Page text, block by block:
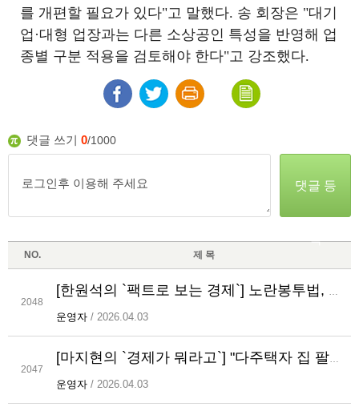
를 개편할 필요가 있다"고 말했다. 송 회장은 "대기
업·대형 업장과는 다른 소상공인 특성을 반영해 업
종별 구분 적용을 검토해야 한다"고 강조했다.
댓글 쓰기 0/1000
댓글 등
록
NO. 제 목
2048
[한원석의 `팩트로 보는 경제`] 노란봉투법, 신규 채용 감소로 이어지는 이유
운영자 / 2026.04.03
2047
[마지현의 `경제가 뭐라고`] "다주택자 집 팔아라" 등 떠밀면, 전월세 `폭등`
운영자 / 2026.04.03